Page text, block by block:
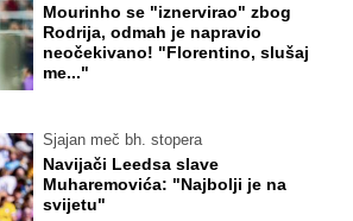
Mourinho se "iznervirao" zbog
Rodrija, odmah je napravio
neočekivano! "Florentino, slušaj
me..."
Sjajan meč bh. stopera
Navijači Leedsa slave
Muharemovića: "Najbolji je na
svijetu"